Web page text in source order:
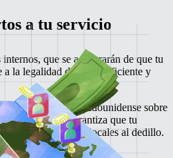
a tu servicio
que se asegurarán de que tu
la legalidad de forma eficiente y
la normativa estadounidense sobre
el riesgo y garantiza que tu
las leyes fiscales locales al dedillo.